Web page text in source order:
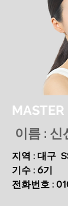
MASTER
이름 : 신
지역 : 대구
기수 : 6기
전화번호 :